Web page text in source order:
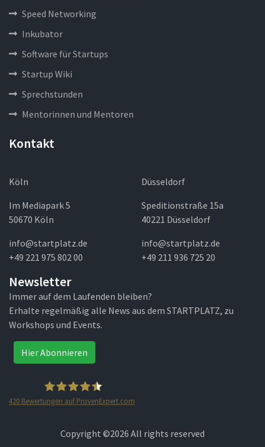
Speed Networking
Inkubator
Software für Startups
Startup Wiki
Sprechstunden
Mentorinnen und Mentoren
Kontakt
Köln
Im Mediapark 5
50670 Köln
info@startplatz.de
+49 221 975 802 00
Düsseldorf
Speditionstraße 15a
40221 Düsseldorf
info@startplatz.de
+49 211 936 725 20
Newsletter
Immer auf dem Laufenden bleiben?
Erhalte regelmäßig alle News aus dem STARTPLATZ, zu
Workshops und Events.
Hier Abonnieren
420 Bewertungen auf ProvenExpert.com
Copyright ©2026 All rights reserved